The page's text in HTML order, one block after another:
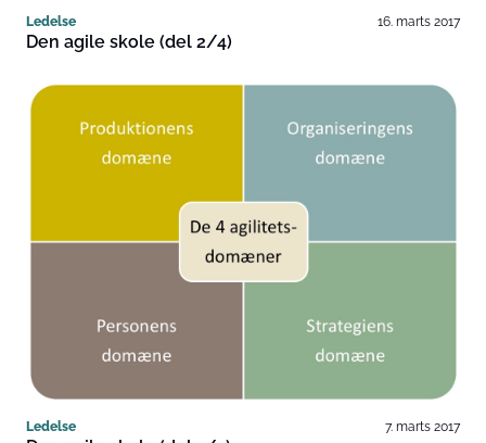
Ledelse 16. marts 2017
Den agile skole (del 2/4)
Ledelse 7. marts 2017